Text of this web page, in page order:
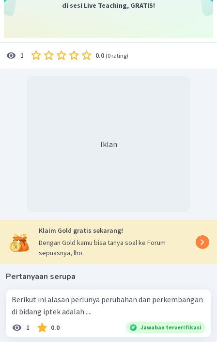
di sesi Live Teaching, GRATIS!
1 0.0 (0 rating)
Iklan
Klaim Gold gratis sekarang!
Dengan Gold kamu bisa tanya soal ke Forum
sepuasnya, lho.
Pertanyaan serupa
Berikut ini alasan perlunya perubahan dan perkembangan
di bidang iptek adalah ....
1 0.0 Jawaban terverifikasi